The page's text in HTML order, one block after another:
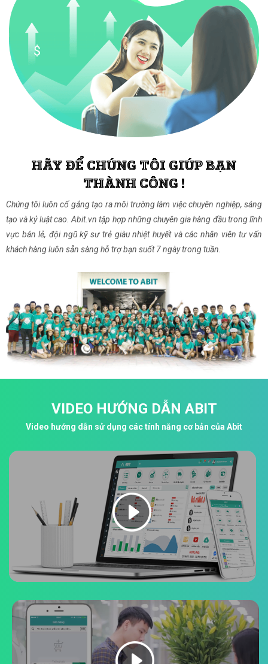
HÃY ĐỂ CHÚNG TÔI GIÚP BẠN
THÀNH CÔNG !
Chúng tôi luôn cố gắng tạo ra môi trường làm việc chuyên nghiệp, sáng
tạo và kỷ luật cao. Abit.vn tập hợp những chuyên gia hàng đầu trong lĩnh
vực bán lẻ, đội ngũ kỹ sư trẻ giàu nhiệt huyết và các nhân viên tư vấn
khách hàng luôn sẵn sàng hỗ trợ bạn suốt 7 ngày trong tuần.
VIDEO HƯỚNG DẪN ABIT
Video hướng dẫn sử dụng các tính năng cơ bản của Abit